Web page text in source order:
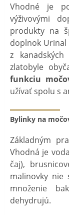
Vhodné je
výživovými
produkty na
doplnok
z
zlatobyle
funkciu
užívať spolu s
Bylinky na
Základným
Vhodná je
čaj),
malinovky nie
množenie
dehydrujú.